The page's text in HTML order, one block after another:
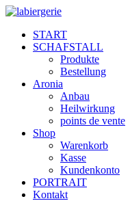
START
SCHAFSTALL
Produkte
Bestellung
Aronia
Anbau
Heilwirkung
points de vente
Shop
Warenkorb
Kasse
Kundenkonto
PORTRAIT
Kontakt